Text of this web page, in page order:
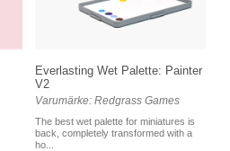
Everlasting Wet Palette: Painter
V2
Varumärke: Redgrass Games
The best wet palette for miniatures is
back, completely transformed with a
ho...